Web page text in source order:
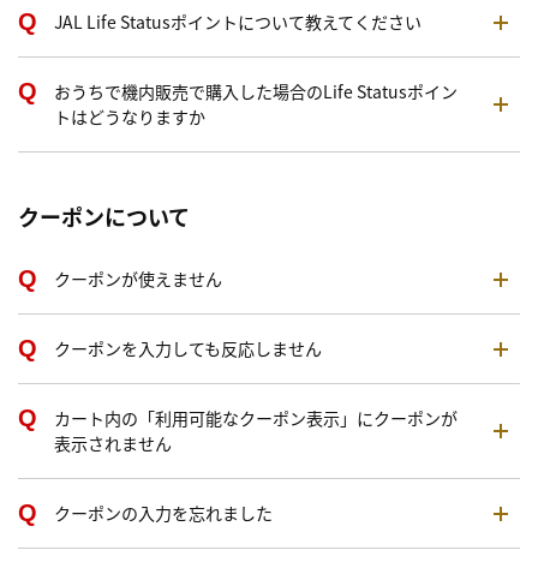
JAL Life Statusポイントについて教えてください
おうちで機内販売で購入した場合のLife Statusポイン
トはどうなりますか
クーポンについて
クーポンが使えません
クーポンを入力しても反応しません
カート内の「利用可能なクーポン表示」にクーポンが
表示されません
クーポンの入力を忘れました